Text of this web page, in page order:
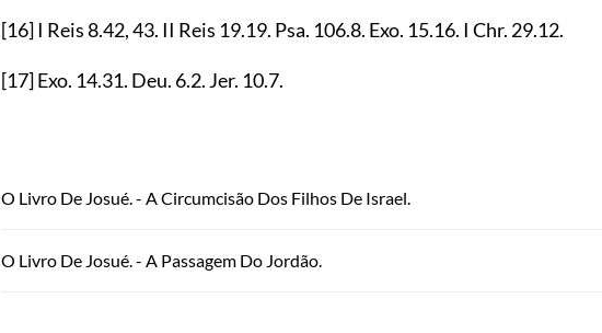
[16]I Reis8.42,43. II Reis 19.19. Psa. 106.8. Exo. 15.16. I Chr. 29.12.
[17]Exo. 14.31. Deu. 6.2. Jer. 10.7.
O Livro De Josué. - A Circumcisão Dos Filhos De Israel.
O Livro De Josué. - A Passagem Do Jordão.